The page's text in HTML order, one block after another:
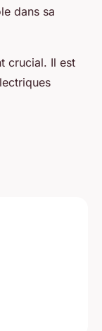
dans sa
crucial. Il est